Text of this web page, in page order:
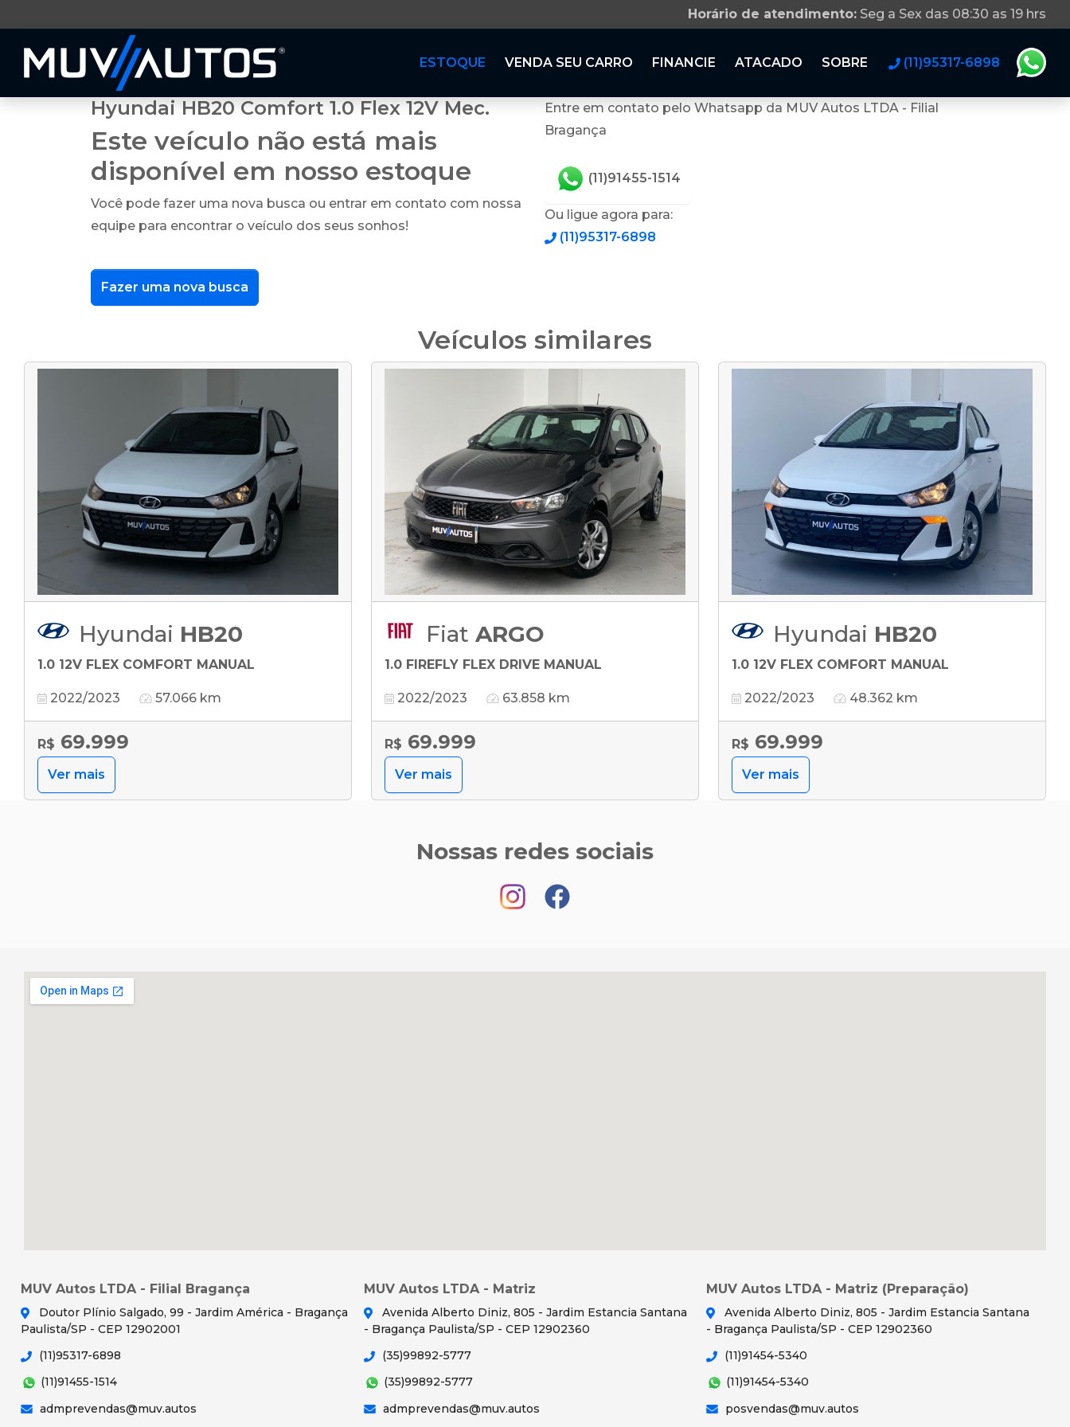
Horário de atendimento: Seg a Sex das 08:30 as 19 hrs
ESTOQUE VENDA SEU CARRO FINANCIE ATACADO SOBRE (11)95317-6898
Hyundai HB20 Comfort 1.0 Flex 12V Mec.
Este veículo não está mais
disponível em nosso estoque
Você pode fazer uma nova busca ou entrar em contato com nossa
equipe para encontrar o veículo dos seus sonhos!
Fazer uma nova busca
Entre em contato pelo Whatsapp da MUV Autos LTDA - Filial
Bragança
(11)91455-1514
Ou ligue agora para:
(11)95317-6898
Veículos similares
Hyundai HB20
1.0 12V FLEX COMFORT MANUAL
2022/2023 57.066 km
R$ 69.999
Ver mais
Fiat ARGO
1.0 FIREFLY FLEX DRIVE MANUAL
2022/2023 63.858 km
R$ 69.999
Ver mais
Hyundai HB20
1.0 12V FLEX COMFORT MANUAL
2022/2023 48.362 km
R$ 69.999
Ver mais
Nossas redes sociais
MUV Autos LTDA - Filial Bragança
Doutor Plínio Salgado, 99 - Jardim América - Bragança
Paulista/SP - CEP 12902001
(11)95317-6898
(11)91455-1514
admprevendas@muv.autos
MUV Autos LTDA - Matriz
Avenida Alberto Diniz, 805 - Jardim Estancia Santana
- Bragança Paulista/SP - CEP 12902360
(35)99892-5777
(35)99892-5777
admprevendas@muv.autos
MUV Autos LTDA - Matriz (Preparação)
Avenida Alberto Diniz, 805 - Jardim Estancia Santana
- Bragança Paulista/SP - CEP 12902360
(11)91454-5340
(11)91454-5340
posvendas@muv.autos